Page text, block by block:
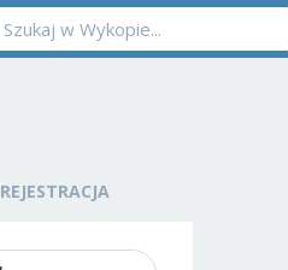
REJESTRACJA